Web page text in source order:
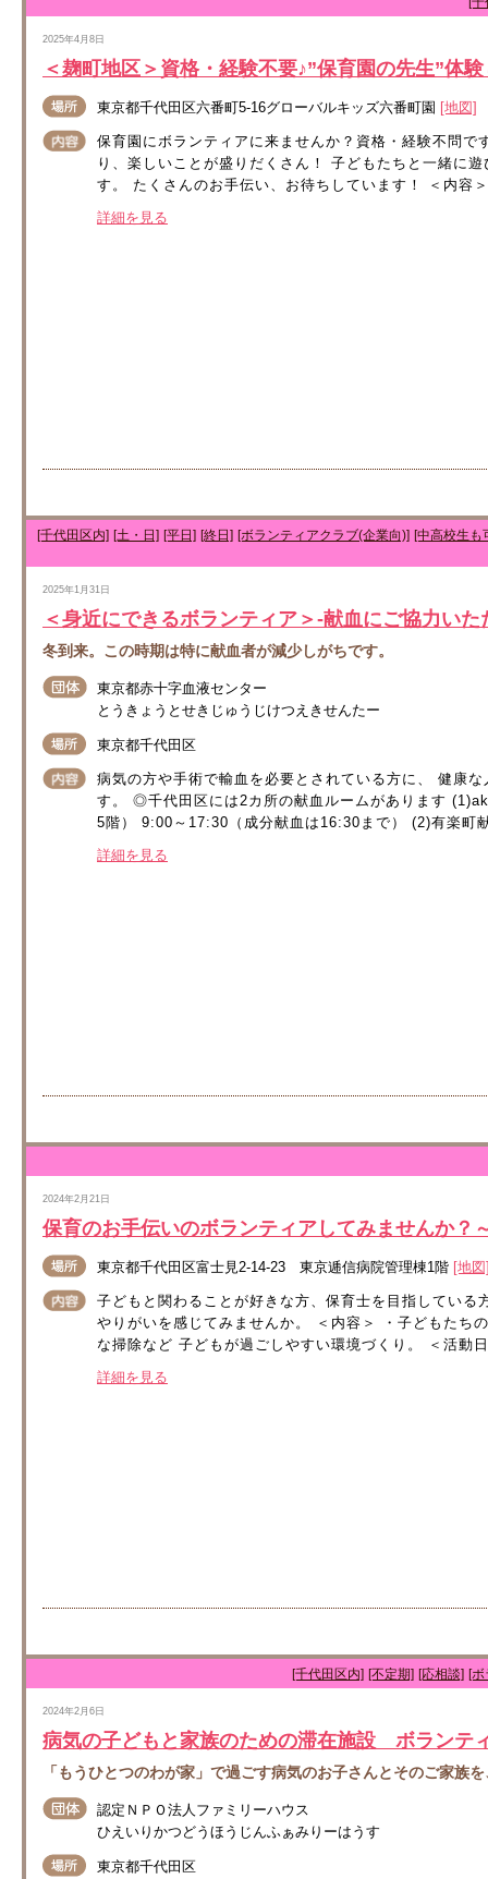
2025年4月8日
＜麹町地区＞資格・経験不要♪”保育園の先生”体
東京都千代田区六番町5-16グローバルキッズ六番町園 [地図]
保育園にボランティアに来ませんか？資格・経験不問
り、楽しいことが盛りだくさん！ 子どもたちと一緒に
す。 たくさんのお手伝い、お待ちしています！ ＜内容
詳細を見る
[千代田区内] [土・日] [平日] [終日] [ボランティアクラブ(企業向)] [中高校生も
2025年1月31日
＜身近にできるボランティア＞-献血にご協力い
冬到来。この時期は特に献血者が減少しがちです。
東京都赤十字血液センター
とうきょうとせきじゅうじけつえきせんたー
東京都千代田区
病気の方や手術で輸血を必要とされている方に、 健康
す。 ◎千代田区には2カ所の献血ルームがあります
5階） 9:00～17:30（成分献血は16:30まで） (2)有楽
詳細を見る
2024年2月21日
保育のお手伝いのボランティアしてみませんか？
東京都千代田区富士見2-14-23 東京逓信病院管理棟1階 [地
子どもと関わることが好きな方、保育士を目指してい
やりがいを感じてみませんか。 ＜内容＞ ・子どもたち
な掃除など 子どもが過ごしやすい環境づくり。 ＜活動
詳細を見る
[千代田区内] [不定期] [応相談] [
2024年2月6日
病気の子どもと家族のための滞在施設 ボランテ
「もうひとつのわが家」で過ごす病気のお子さんとそのご家族
認定ＮＰＯ法人ファミリーハウス
ひえいりかつどうほうじんふぁみりーはうす
東京都千代田区